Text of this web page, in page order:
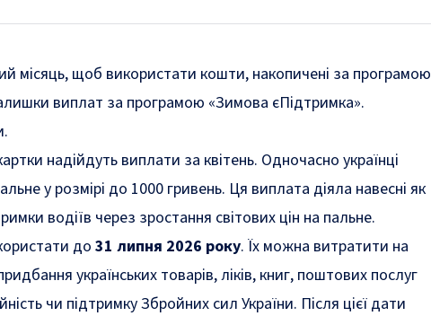
місяць, щоб використати кошти, накопичені за програмою
виплат за програмою «Зимова єПідтримка».
надійдуть виплати за квітень. Одночасно українці
у розмірі до 1000 гривень. Ця виплата діяла навесні як
водіїв через зростання світових цін на пальне.
до31 липня 2026 року. Їх можна витратити на
українських товарів, ліків, книг, поштових послуг
чи підтримку Збройних сил України. Після цієї дати